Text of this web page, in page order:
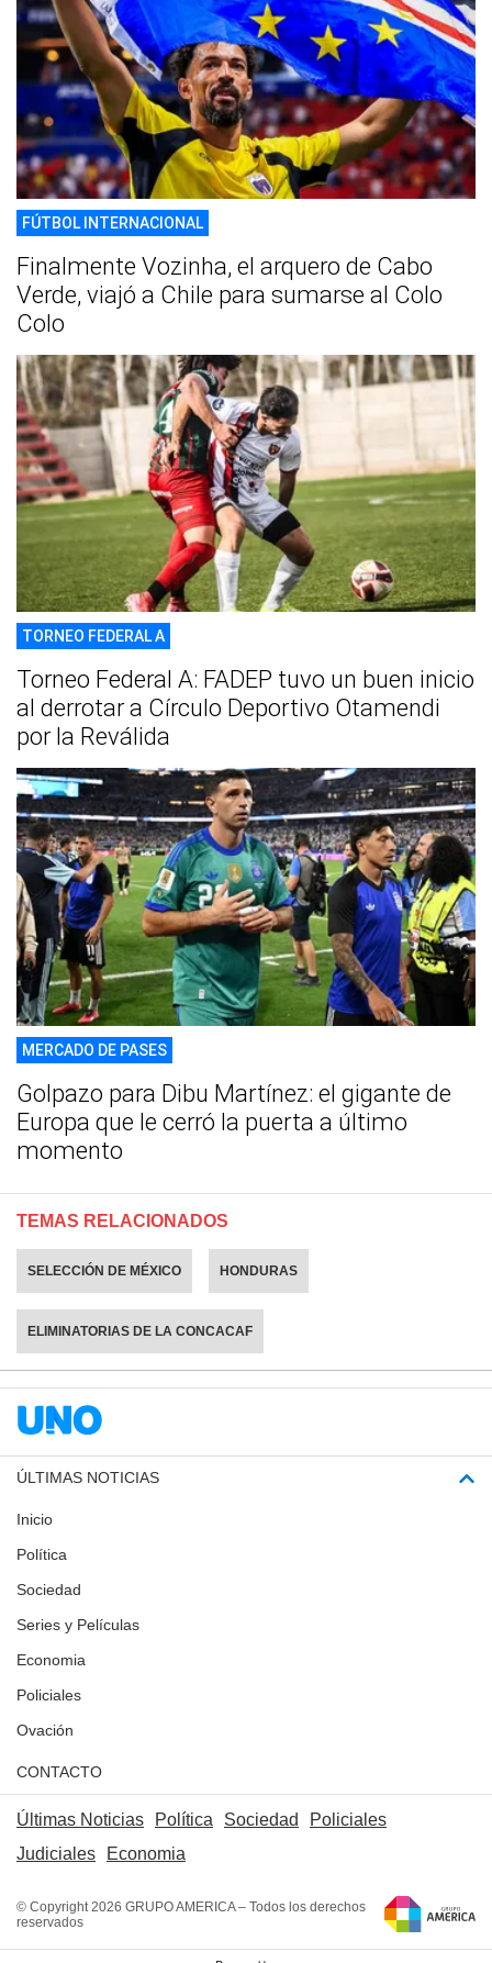
FÚTBOL INTERNACIONAL
Finalmente Vozinha, el arquero de Cabo
Verde, viajó a Chile para sumarse al Colo
Colo
TORNEO FEDERAL A
Torneo Federal A: FADEP tuvo un buen inicio
al derrotar a Círculo Deportivo Otamendi
por la Reválida
MERCADO DE PASES
Golpazo para Dibu Martínez: el gigante de
Europa que le cerró la puerta a último
momento
TEMAS RELACIONADOS
SELECCIÓN DE MÉXICO HONDURAS
ELIMINATORIAS DE LA CONCACAF
ÚLTIMAS NOTICIAS
Inicio
Política
Sociedad
Series y Películas
Economia
Policiales
Ovación
CONTACTO
Últimas Noticias Política Sociedad
Policiales
Judiciales
Economia
© Copyright 2026 GRUPO AMERICA – Todos los derechos
reservados